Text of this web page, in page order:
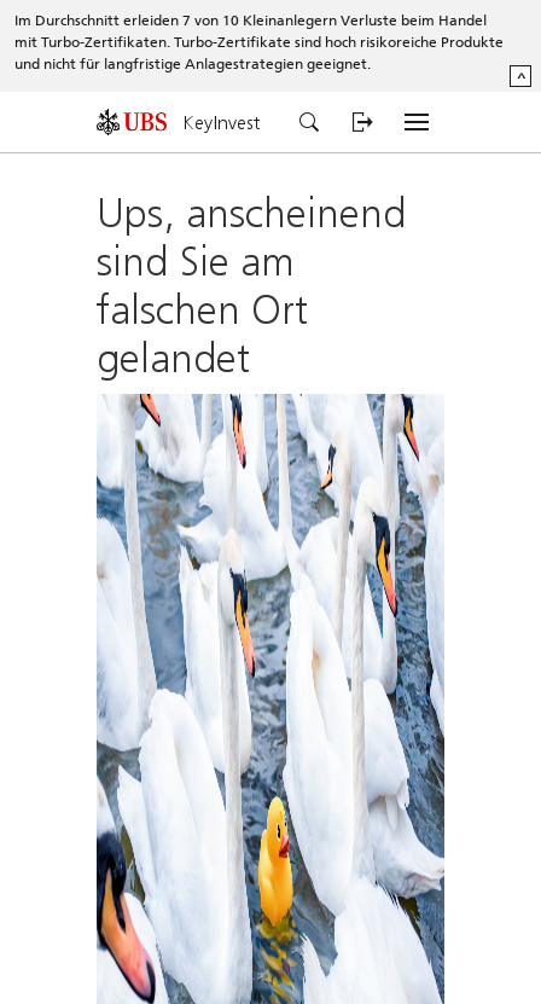
Im Durchschnitt erleiden 7 von 10 Kleinanlegern Verluste beim Handel
mit Turbo-Zertifikaten. Turbo-Zertifikate sind hoch risikoreiche Produkte
und nicht für langfristige Anlagestrategien geeignet.
^
KeyInvest
Ups, anscheinend
sind Sie am
falschen Ort
gelandet